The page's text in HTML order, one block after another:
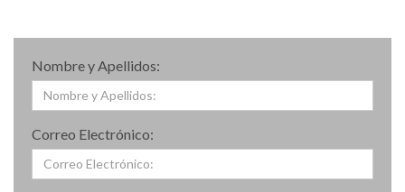
Nombre y Apellidos:
Correo Electrónico: